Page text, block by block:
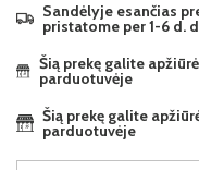
Sandėlyje esančias
pristatome per 1-6 d.
Šią prekę galite
parduotuvėje
Šią prekę galite
parduotuvėje